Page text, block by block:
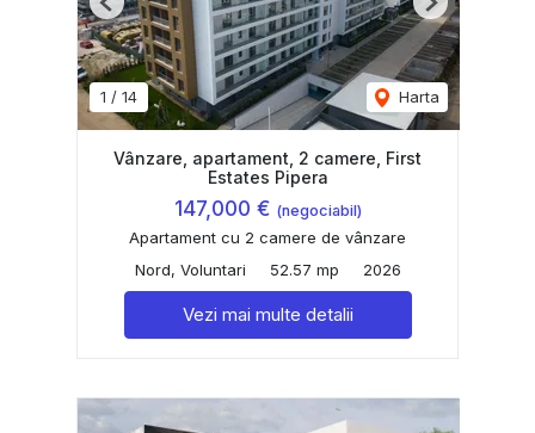
1 / 14 Harta
Previous Next
Vânzare, apartament, 2 camere, First
Estates Pipera
147,000 € (negociabil)
Apartament cu 2 camere de vânzare
Nord, Voluntari
52.57 mp 2026
Vezi mai multe detalii